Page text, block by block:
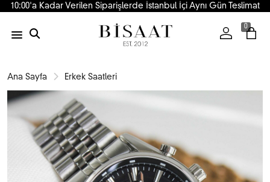
10:00'a Kadar Verilen Siparişlerde İstanbul İçi Aynı Gün Teslimat
0
Ana Sayfa Erkek Saatleri